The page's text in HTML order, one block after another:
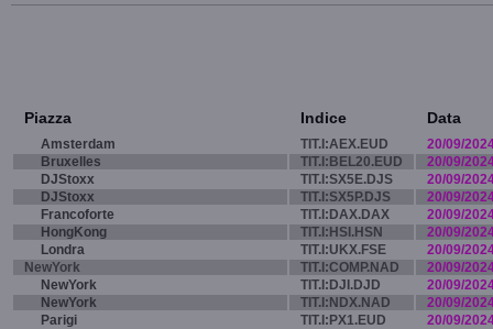
Piazza Indice Data
Amsterdam TIT.I:AEX.EUD
20/09/
Bruxelles
TIT.I:BEL20.EUD
20/09/
DJStoxx
TIT.I:SX5E.DJS
20/09/
DJStoxx
TIT.I:SX5P.DJS
20/09/
Francoforte
TIT.I:DAX.DAX
20/09/
HongKong
TIT.I:HSI.HSN
20/09/
Londra
TIT.I:UKX.FSE
20/09/
NewYork
TIT.I:COMP.NAD
20/09/
NewYork
TIT.I:DJI.DJD
20/09/
NewYork
TIT.I:NDX.NAD
20/09/
Parigi
TIT.I:PX1.EUD
20/09/